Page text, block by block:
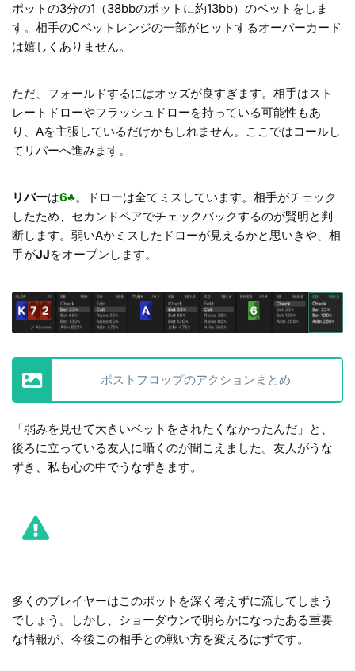
ポットの3分の1（38bbのポットに約13bb）のベットをしま
す。相手のCベットレンジの一部がヒットするオーバーカード
は嬉しくありません。
ただ、フォールドするにはオッズが良すぎます。相手はスト
レートドローやフラッシュドローを持っている可能性もあ
り、Aを主張しているだけかもしれません。ここではコールし
てリバーへ進みます。
リバーは6♣。ドローは全てミスしています。相手がチェック
したため、セカンドペアでチェックバックするのが賢明と判
断します。弱いAかミスしたドローが見えるかと思いきや、相
手がJJをオープンします。
ポストフロップのアクションまとめ
「弱みを見せて大きいベットをされたくなかったんだ」と、
後ろに立っている友人に囁くのが聞こえました。友人がうな
ずき、私も心の中でうなずきます。
多くのプレイヤーはこのポットを深く考えずに流してしまう
でしょう。しかし、ショーダウンで明らかになったある重要
な情報が、今後この相手との戦い方を変えるはずです。